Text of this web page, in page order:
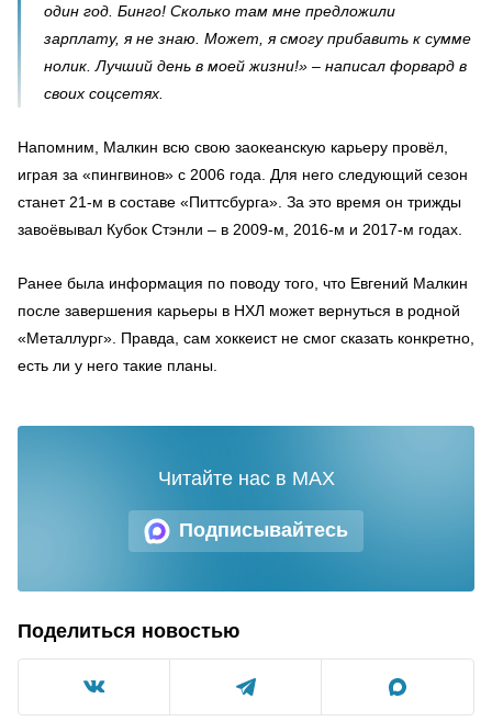
один год. Бинго! Сколько там мне предложили
зарплату, я не знаю. Может, я смогу прибавить к сумме
нолик. Лучший день в моей жизни!» – написал форвард в
своих соцсетях.
Напомним, Малкин всю свою заокеанскую карьеру провёл,
играя за «пингвинов» с 2006 года. Для него следующий сезон
станет 21-м в составе «Питтсбурга». За это время он трижды
завоёвывал Кубок Стэнли – в 2009-м, 2016-м и 2017-м годах.
Ранее была информация по поводу того, что Евгений Малкин
после завершения карьеры в НХЛ может вернуться в родной
«Металлург». Правда, сам хоккеист не смог сказать конкретно,
есть ли у него такие планы.
Подписывайтесь
Читайте нас в MAX
Поделиться новостью